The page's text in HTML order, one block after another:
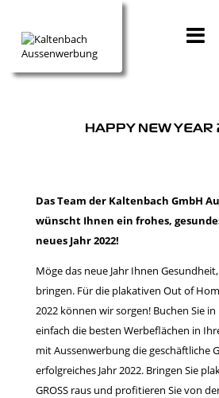
HAPPY NEW
Das Team der Kaltenbach GmbH
wünscht Ihnen ein frohes,
neues Jahr 2022!
Möge das neue Jahr Ihnen
bringen. Für die plakativen Out of
2022 können wir sorgen! Buchen Sie
einfach die besten Werbeflächen in
mit Aussenwerbung die geschäftliche
erfolgreiches Jahr 2022. Bringen Sie
GROSS raus und profitieren Sie von